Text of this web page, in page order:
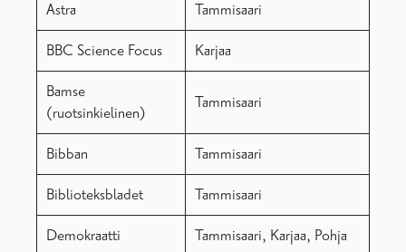
Astra Tammisaari
BBC Science Focus Karjaa
Bamse
(ruotsinkielinen)
Tammisaari
Bibban Tammisaari
Biblioteksbladet Tammisaari
Demokraatti Tammisaari, Karjaa, Pohja